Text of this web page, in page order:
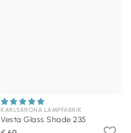
KARLSKRONA LAMPFABRIK
Vesta Glass Shade 235